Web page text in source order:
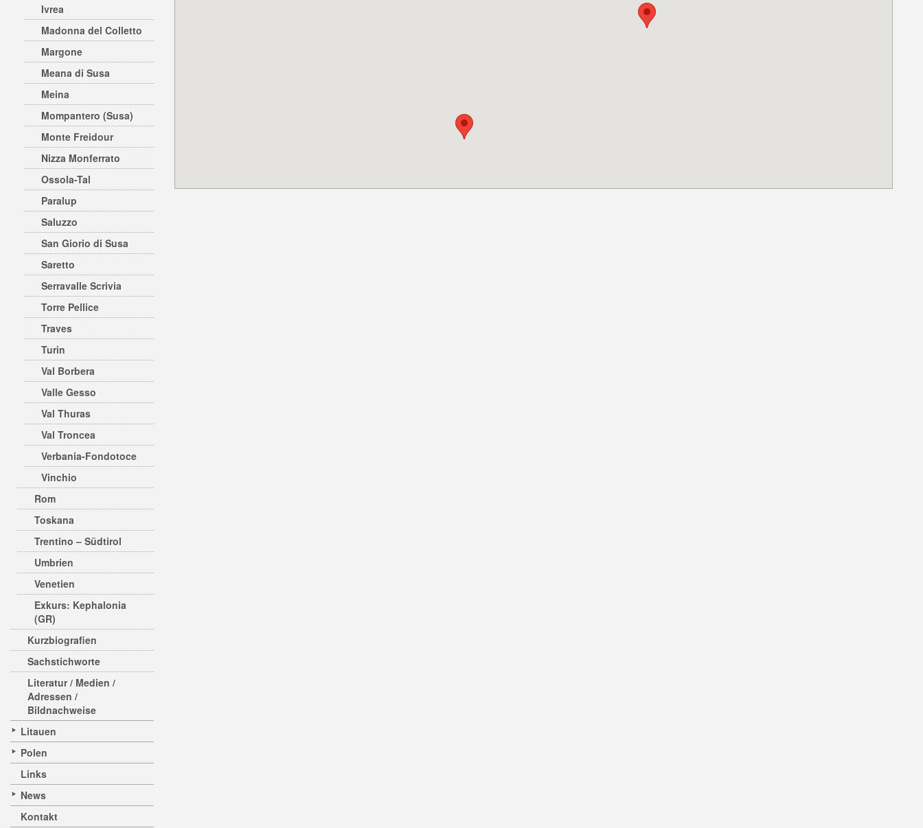
Ivrea
Madonna del Colletto
Margone
Meana di Susa
Meina
Mompantero (Susa)
Monte Freidour
Nizza Monferrato
Ossola-Tal
Paralup
Saluzzo
San Giorio di Susa
Saretto
Serravalle Scrivia
Torre Pellice
Traves
Turin
Val Borbera
Valle Gesso
Val Thuras
Val Troncea
Verbania-Fondotoce
Vinchio
Rom
Toskana
Trentino – Südtirol
Umbrien
Venetien
Exkurs: Kephalonia
(GR)
Kurzbiografien
Sachstichworte
Literatur / Medien /
Adressen /
Bildnachweise
Litauen
Polen
Links
News
Kontakt